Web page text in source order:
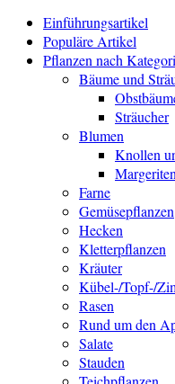
Einführungsartikel
Populäre Artikel
Pflanzen nach
Bäume und
Sträucher
Blumen
Knollen
Farne
Gemüsepflanzen
Hecken
Kletterpflanzen
Kräuter
Kübel-/Topf-/
Rasen
Rund um den
Salate
Stauden